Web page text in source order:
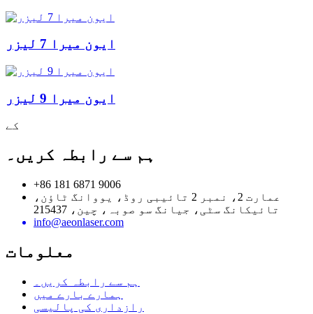
ایون میرا 7 لیزر
ایون میرا 9 لیزر
کے
ہم سے رابطہ کریں۔
+86 181 6871 9006
عمارت 2، نمبر 2 تائیبی روڈ، یووانگ ٹاؤن،
تائیکانگ سٹی، جیانگ سو صوبہ، چین، 215437
info@aeonlaser.com
معلومات
ہم سے رابطہ کریں۔
ہمارے بارے میں
رازداری کی پالیسی